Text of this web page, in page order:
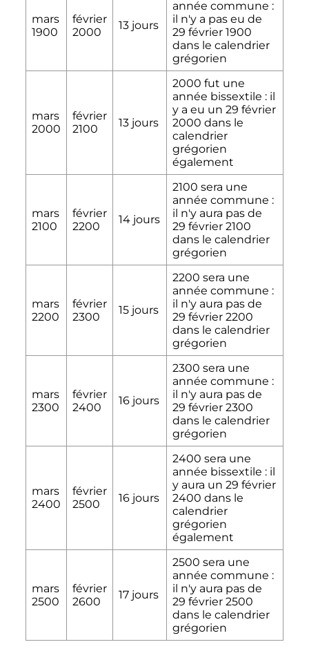
mars
1900
février
2000
13 jours
année commune :
il n'y a pas eu de
29 février 1900
dans le calendrier
grégorien
mars
2000
février
2100
13 jours
2000 fut une
année bissextile : il
y a eu un 29 février
2000 dans le
calendrier
grégorien
également
mars
2100
février
2200
14 jours
2100 sera une
année commune :
il n'y aura pas de
29 février 2100
dans le calendrier
grégorien
mars
2200
février
2300
15 jours
2200 sera une
année commune :
il n'y aura pas de
29 février 2200
dans le calendrier
grégorien
mars
2300
février
2400
16 jours
2300 sera une
année commune :
il n'y aura pas de
29 février 2300
dans le calendrier
grégorien
mars
2400
février
2500
16 jours
2400 sera une
année bissextile : il
y aura un 29 février
2400 dans le
calendrier
grégorien
également
mars
2500
février
2600
17 jours
2500 sera une
année commune :
il n'y aura pas de
29 février 2500
dans le calendrier
grégorien